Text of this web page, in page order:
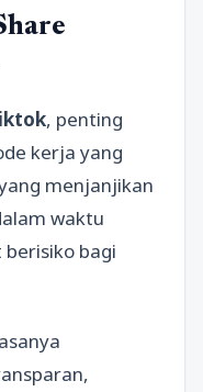
, penting
kerja yang
menjanjikan
waktu
bagi